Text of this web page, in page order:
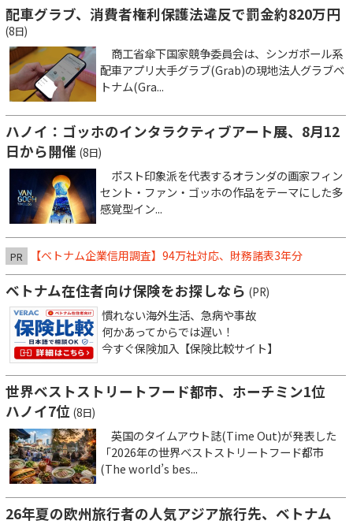
配車グラブ、消費者権利保護法違反で罰金約820万円
(8日)
商工省傘下国家競争委員会は、シンガポール系
配車アプリ大手グラブ(Grab)の現地法人グラブベ
トナム(Gra...
ハノイ：ゴッホのインタラクティブアート展、8月12
日から開催 (8日)
ポスト印象派を代表するオランダの画家フィン
セント・ファン・ゴッホの作品をテーマにした多
感覚型イン...
PR 【ベトナム企業信用調査】94万社対応、財務諸表3年分
ベトナム在住者向け保険をお探しなら (PR)
慣れない海外生活、急病や事故
何かあってからでは遅い！
今すぐ保険加入【保険比較サイト】
世界ベストストリートフード都市、ホーチミン1位
ハノイ7位 (8日)
英国のタイムアウト誌(Time Out)が発表した
「2026年の世界ベストストリートフード都市
(The world’s bes...
26年夏の欧州旅行者の人気アジア旅行先、ベトナム